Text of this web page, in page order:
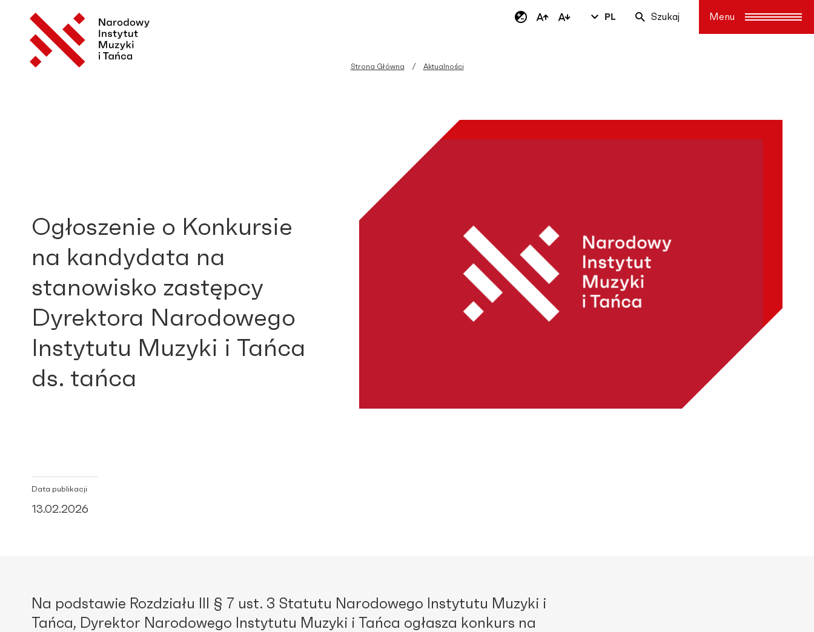
PL Szukaj
Strona Główna Aktualności
Ogłoszenie o Konkursie
na kandydata na
stanowisko zastępcy
Dyrektora Narodowego
Instytutu Muzyki i Tańca
ds. tańca
Data publikacji
13.02.2026
Na podstawie Rozdziału III § 7 ust. 3 Statutu Narodowego Instytutu Muzyki i
Tańca, Dyrektor Narodowego Instytutu Muzyki i Tańca ogłasza konkurs na